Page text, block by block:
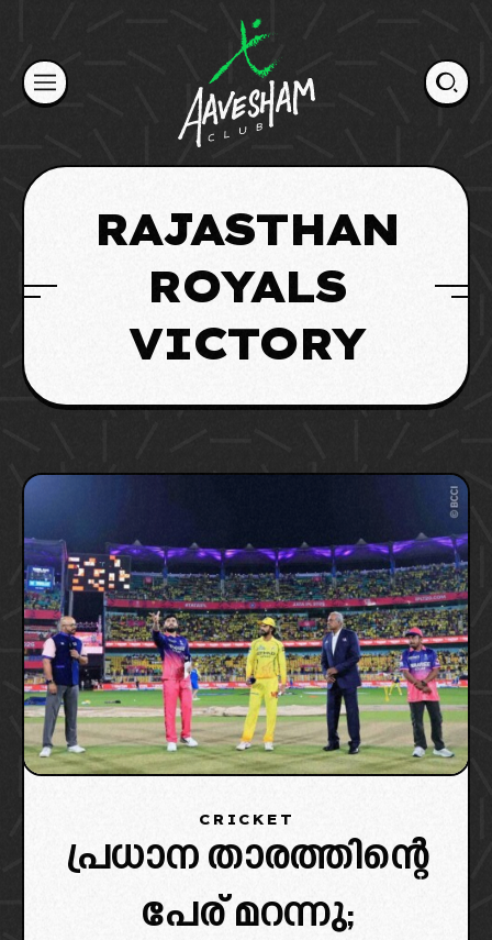
content
RAJASTHAN
ROYALS
VICTORY
CRICKET
പ്രധാന താരത്തിന്റെ
പേര് മറന്നു;